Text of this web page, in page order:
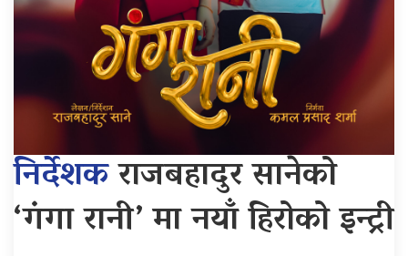
निर्देशकराजबहादुर सानेको
‘गंगा रानी’ मा नयाँ हिरोको इन्ट्री